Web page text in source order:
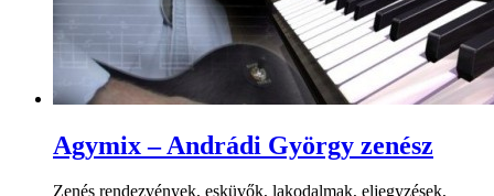
Agymix – Andrádi György zenész
Zenés rendezvények, esküvők, lakodalmak, eljegyzések,